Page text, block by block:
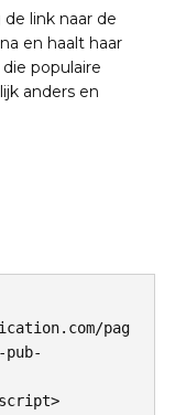
link naar de
en haalt haar
populaire
anders en
pag